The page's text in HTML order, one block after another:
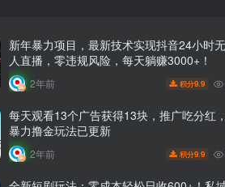
新年暴力项目，最新技术实现抖音24小时无
人直播，零违规风险，每天躺赚3000+！
2年前 积分9.9
每天观看13个广告获得13块，推广吃分红，
暴力撸金玩法已更新
2年前 积分9.9